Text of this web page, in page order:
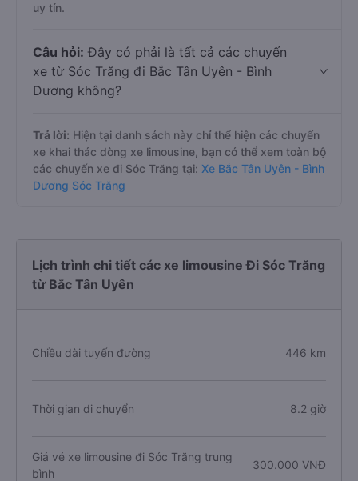
uy tín.
Câu hỏi: Đây có phải là tất cả các chuyến
xe từ Sóc Trăng đi Bắc Tân Uyên - Bình
Dương không?
Trả lời: Hiện tại danh sách này chỉ thể hiện các chuyến
xe khai thác dòng xe limousine, bạn có thể xem toàn bộ
các chuyến xe đi Sóc Trăng tại: Xe Bắc Tân Uyên - Bình
Dương Sóc Trăng
Lịch trình chi tiết các xe limousine Đi Sóc Trăng
từ Bắc Tân Uyên
Chiều dài tuyến đường 446 km
Thời gian di chuyển 8.2 giờ
Giá vé xe limousine đi Sóc Trăng trung
bình
300.000 VNĐ